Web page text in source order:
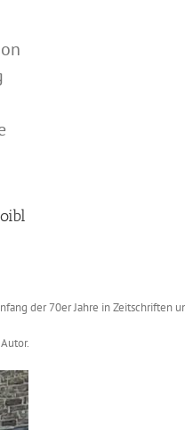
der 70er Jahre in Zeitschriften